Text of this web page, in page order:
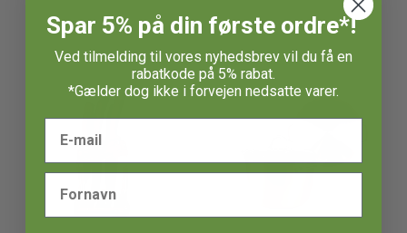
Spar 5% på din første ordre*!
Ved tilmelding til vores nyhedsbrev vil du få en
rabatkode på 5% rabat.
*Gælder dog ikke i forvejen nedsatte varer.